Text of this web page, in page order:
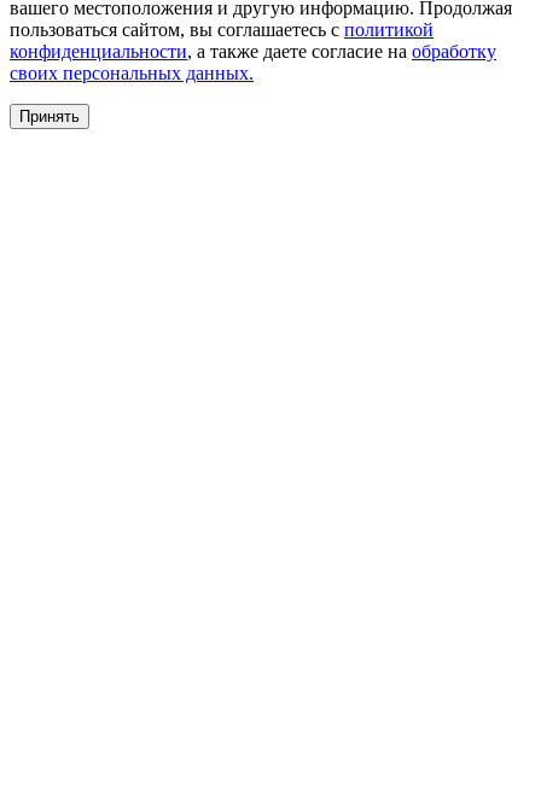
вашего местоположения и другую информацию. Продолжая
пользоваться сайтом, вы соглашаетесь с политикой
конфиденциальности, а также даете согласие на обработку
своих персональных данных.
Принять